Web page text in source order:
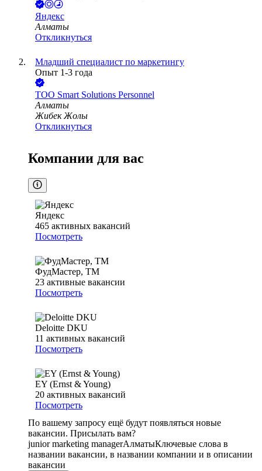
Яндекс
Алматы
Откликнуться
Младший специалист по маркетингу
Опыт 1-3 года
ТОО Smart Solutions Personnel
Алматы
Жибек Жолы
Откликнуться
Компании для вас
Яндекс
465 активных вакансий
Посмотреть
ФудМастер, ТМ
23 активные вакансии
Посмотреть
Deloitte DKU
11 активных вакансий
Посмотреть
EY (Ernst & Young)
20 активных вакансий
Посмотреть
По вашему запросу ещё будут появляться новые
вакансии. Присылать вам?
junior marketing managerАлматыКлючевые слова в
названии вакансии, в названии компании и в описании
вакансии